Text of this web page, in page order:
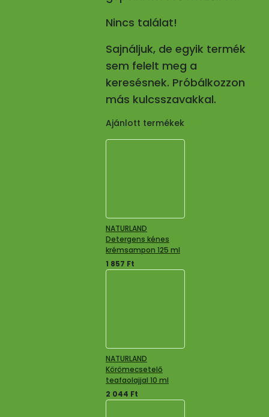
Nincs találat!
Sajnáljuk, de egyik termék
sem felelt meg a
keresésnek. Próbálkozzon
más kulcsszavakkal.
Ajánlott termékek
NATURLAND
Detergens kénes
krémsampon 125 ml
1 857 Ft
NATURLAND
Körömecsetelő
teafaolajjal 10 ml
2 044 Ft